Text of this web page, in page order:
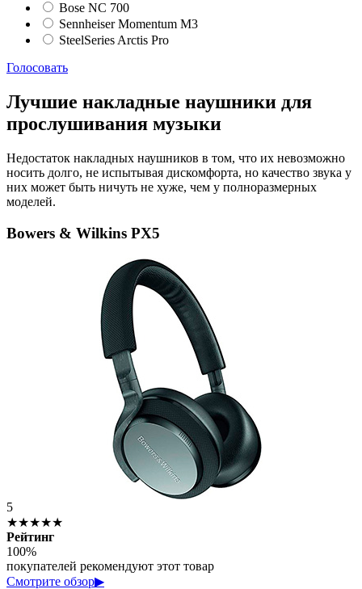
Bose NC 700
Sennheiser Momentum M3
SteelSeries Arctis Pro
Голосовать
Лучшие накладные наушники для
прослушивания музыки
Недостаток накладных наушников в том, что их невозможно
носить долго, не испытывая дискомфорта, но качество звука у
них может быть ничуть не хуже, чем у полноразмерных
моделей.
Bowers & Wilkins PX5
5
★★★★★
Рейтинг
100%
покупателей рекомендуют этот товар
Смотрите обзор▶